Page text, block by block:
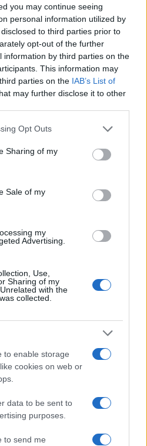
you may continue seeing
personal information utilized by
to third parties prior to
opt-out of the further
information by third parties on the
This information may
parties on the IAB’s List of
may further disclose it to other
app uses one or more Google
behaviour. You may click to
and its third-party tags to
purposes in below Google
Opt Outs
Sharing of my
Sale of my
my
Advertising.
Use,
Sharing of my
with the
collected.
to enable storage
cookies on web or
data to be sent to
purposes.
to send me